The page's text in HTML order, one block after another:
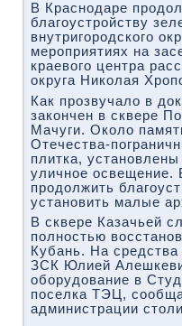
В Краснодаре
благоустройству
внутригородского
мероприятиях на
краевого центра
округа Николая
Как прозвучало в
закончен в сквере
Мачуги. Около
Отечества-
плитка,
уличное освещение.
продолжить
установить малые
В сквере Казачьей
полностью
Кубань. На
ЗСК Юлией
оборудование в
поселка ТЭЦ,
администрации